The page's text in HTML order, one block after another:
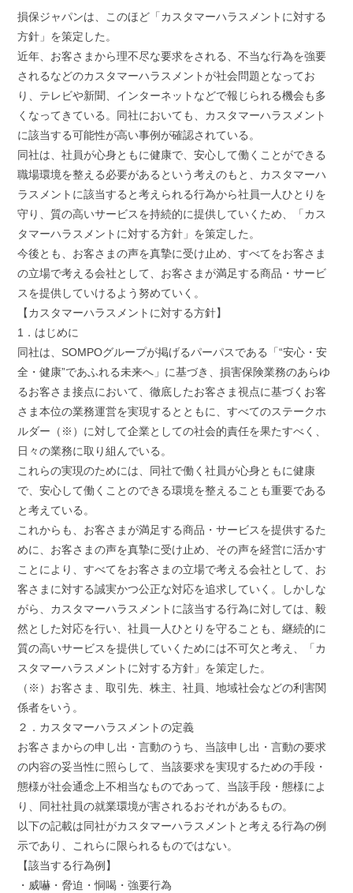
c
o
o
k
i
e
r
n
a
損保ジャパンは、このほど「カスタマーハラスメントに対する
方針」を策定した。
近年、お客さまから理不尽な要求をされる、不当な行為を強要
されるなどのカスタマーハラスメントが社会問題となってお
り、テレビや新聞、インターネットなどで報じられる機会も多
くなってきている。同社においても、カスタマーハラスメント
に該当する可能性が高い事例が確認されている。
同社は、社員が心身ともに健康で、安心して働くことができる
職場環境を整える必要があるという考えのもと、カスタマーハ
ラスメントに該当すると考えられる行為から社員一人ひとりを
守り、質の高いサービスを持続的に提供していくため、「カス
タマーハラスメントに対する方針」を策定した。
今後とも、お客さまの声を真摯に受け止め、すべてをお客さま
の立場で考える会社として、お客さまが満足する商品・サービ
スを提供していけるよう努めていく。
【カスタマーハラスメントに対する方針】
1．はじめに
同社は、SOMPOグループが掲げるパーパスである「“安心・安
全・健康”であふれる未来へ」に基づき、損害保険業務のあらゆ
るお客さま接点において、徹底したお客さま視点に基づくお客
さま本位の業務運営を実現するとともに、すべてのステークホ
ルダー（※）に対して企業としての社会的責任を果たすべく、
日々の業務に取り組んでいる。
これらの実現のためには、同社で働く社員が心身ともに健康
で、安心して働くことのできる環境を整えることも重要である
と考えている。
これからも、お客さまが満足する商品・サービスを提供するた
めに、お客さまの声を真摯に受け止め、その声を経営に活かす
ことにより、すべてをお客さまの立場で考える会社として、お
客さまに対する誠実かつ公正な対応を追求していく。しかしな
がら、カスタマーハラスメントに該当する行為に対しては、毅
然とした対応を行い、社員一人ひとりを守ることも、継続的に
質の高いサービスを提供していくためには不可欠と考え、「カ
スタマーハラスメントに対する方針」を策定した。
（※）お客さま、取引先、株主、社員、地域社会などの利害関
係者をいう。
２．カスタマーハラスメントの定義
お客さまからの申し出・言動のうち、当該申し出・言動の要求
の内容の妥当性に照らして、当該要求を実現するための手段・
態様が社会通念上不相当なものであって、当該手段・態様によ
り、同社社員の就業環境が害されるおそれがあるもの。
以下の記載は同社がカスタマーハラスメントと考える行為の例
示であり、これらに限られるものではない。
【該当する行為例】
・威嚇・脅迫・恫喝・強要行為